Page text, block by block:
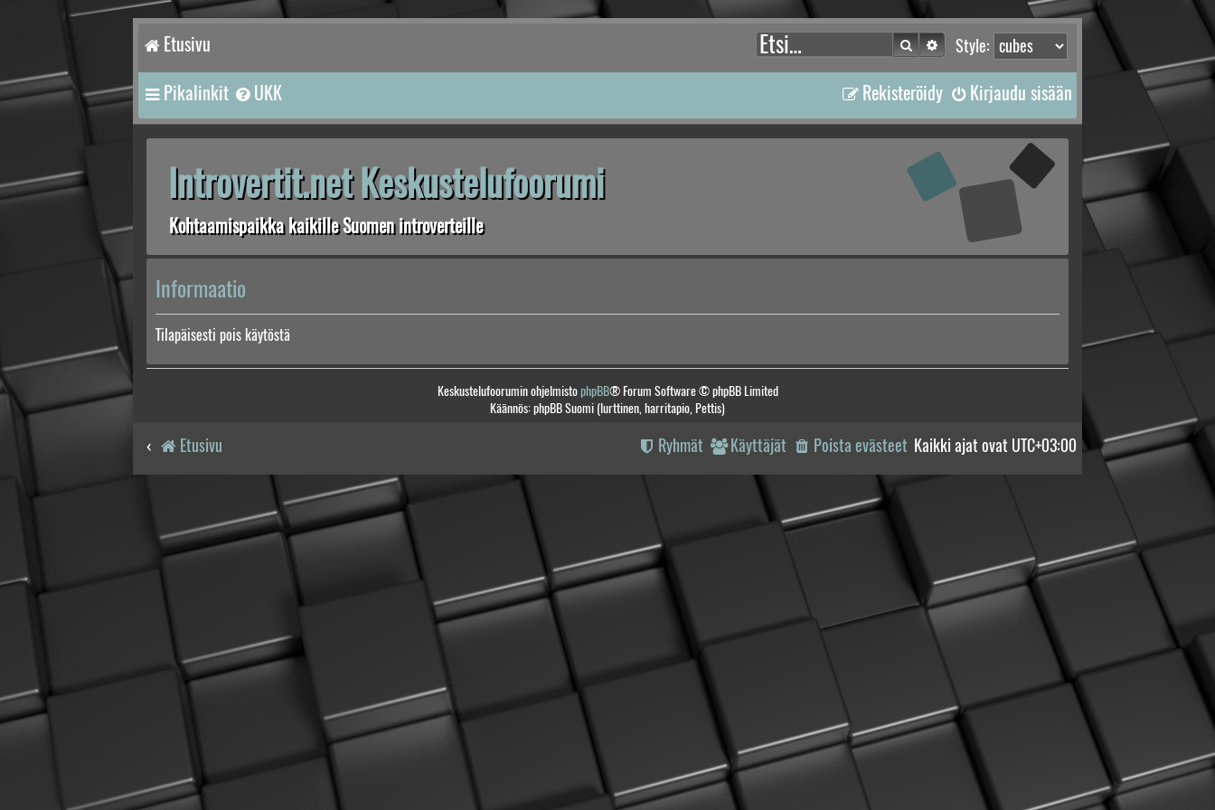
Etusivu Style:
Etsi Tarkennettu haku
Pikalinkit UKK Kirjaudu sisään
Rekisteröidy
Introvertit.net Keskustelufoorumi
Kohtaamispaikka kaikille Suomen introverteille
Informaatio
Tilapäisesti pois käytöstä
Keskustelufoorumin ohjelmistophpBB® Forum Software © phpBB Limited
Käännös: phpBB Suomi (lurttinen, harritapio, Pettis)
Etusivu Kaikki ajat ovat UTC+03:00
Poista evästeet
Käyttäjät
Ryhmät